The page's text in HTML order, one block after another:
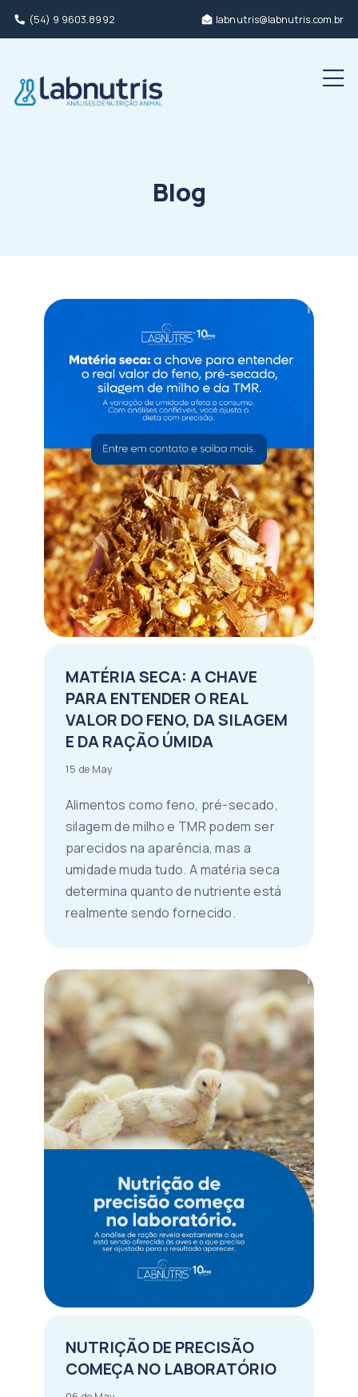
(54) 9 9603.8992 labnutris@labnutris.com.br
Blog
MATÉRIA SECA: A CHAVE
PARA ENTENDER O REAL
VALOR DO FENO, DA SILAGEM
E DA RAÇÃO ÚMIDA
15 de May
Alimentos como feno, pré-secado,
silagem de milho e TMR podem ser
parecidos na aparência, mas a
umidade muda tudo. A matéria seca
determina quanto de nutriente está
realmente sendo fornecido.
NUTRIÇÃO DE PRECISÃO
COMEÇA NO LABORATÓRIO